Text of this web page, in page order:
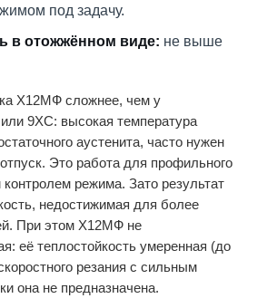
под задачу.
в отожжённом виде: не выше
Х12МФ сложнее, чем у
9ХС: высокая температура
аустенита, часто нужен
Это работа для профильного
режима. Зато результат
недостижимая для более
При этом Х12МФ не
её теплостойкость умеренная (до
резания с сильным
она не предназначена.